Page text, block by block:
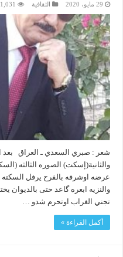
29 مايو، 2020 الثقافية 1,031
شعر : صبري السعدي ـ العراق بعد
والثانية(إسكت) الصوره الثالثه
عرضه اوشرفه بالفرح يرفل
والنزيه ابعره گاعد حتى
تجني الغراب اوتحرم شدو …
أكمل القراءة »